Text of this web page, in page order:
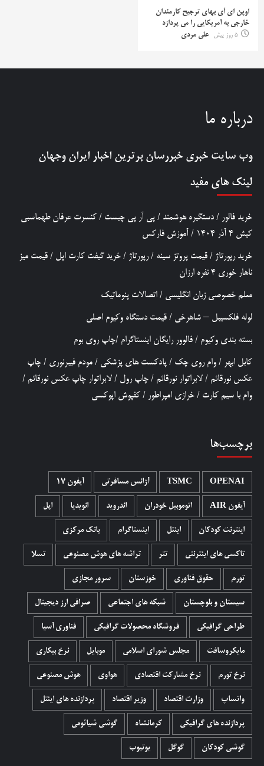
اوپن ای آی بهای ترجیح کارمندان
خارجی به آمریکایی را می پردازد
5 روز پیش
علی مردی
درباره ما
وب سایت خبری خبررسان برترین اخبار ایران وجهان
لینک های مفید
خرید فالور / دستگیره هوشمند / پی آر پی چیست / کنسرت عرفان طهماسبی
کیش 4 آذر 1404
/ آموزش فارکس
خرید رپورتاژ / قیمت پروتز سینه /رپورتاژ / خرید گیفت کارت اپل / قیمت میز
ناهار خوری 4 نفره ارزان
معلم خصوصی زبان انگلیسی / اتصالات پنوماتیک
لوله فلکسیبل – شاهرخی / قیمت دستگاه وکیوم اصلی
بسته بندی وکیوم / فالوور رایگان اینستاگرام /چاپ روی بوم
کابل ابهر / وام روی چک / پادکست های پزشکی / مودم فیبرنوری / چاپ
عکس نورقائم / لابراتوار نورقائم / چاپ رول / لابراتوار چاپ عکس نورقائم /
وام با سیم کارت / خرازی امپراطور / کفپوش اپوکسی
برچسب‌ها
OPENAI
TSMC آژانس مسافرتی آیفون 17
آیفون AIR اتوموبیل خودران اندروید انویدیا اپل
اینترنت کودکان اینتل اینستاگرام بانک مرکزی
تاکسی های اینترنتی تتر تراشه های هوش مصنوعی تسلا
تورم حقوق فناوری خوزستان سرور مجازی
سیستان و بلوچستان شبکه های اجتماعی صرافی ارز دیجیتال
طراحی گرافیکی فروشگاه محصولات گرافيکی فناوری آسیا
مایکروسافت مجلس شورای اسلامی موبایل نرخ بیکاری
نرخ تورم نرخ مشارکت اقتصادی هواوی هوش مصنوعی
واتساپ وزارت اقتصاد وزیر اقتصاد پردازنده های اینتل
پردازنده های گرافیکی کرمانشاه گوشی شیائومی
گوشی کودکان گوگل یوتیوب